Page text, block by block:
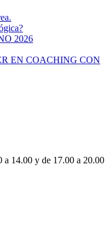
2026
EN COACHING CON
a 14.00 y de 17.00 a 20.00